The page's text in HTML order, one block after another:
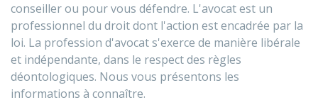
conseiller ou pour vous défendre. L'avocat est un
professionnel du droit dont l'action est encadrée par la
loi. La profession d'avocat s'exerce de manière libérale
et indépendante, dans le respect des règles
déontologiques. Nous vous présentons les
informations à connaître.